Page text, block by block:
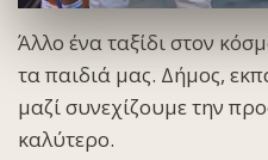
Άλλο ένα ταξίδι στον
τα παιδιά μας. Δήμος,
μαζί συνεχίζουμε την
καλύτερο.